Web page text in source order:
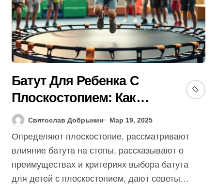
Батут Для Ребенка С
Плоскостопием: Как
Выбрать [Гид 2025]? 7
Советов Ортопеда
Святослав Добрынин Мар 19, 2025
Определяют плоскостопие, рассматривают
влияние батута на стопы, рассказывают о
преимуществах и критериях выбора батута
для детей с плоскостопием, дают советы…